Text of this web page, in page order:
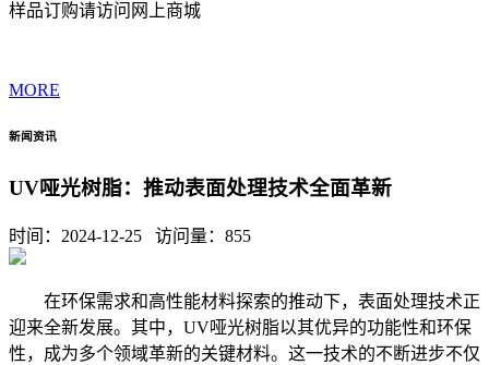
样品订购请访问网上商城
MORE
新闻资讯
UV哑光树脂：推动表面处理技术全面革新
时间：2024-12-25 访问量： 855
在环保需求和高性能材料探索的推动下，表面处理技术正
迎来全新发展。其中，UV哑光树脂以其优异的功能性和环保
性，成为多个领域革新的关键材料。这一技术的不断进步不仅